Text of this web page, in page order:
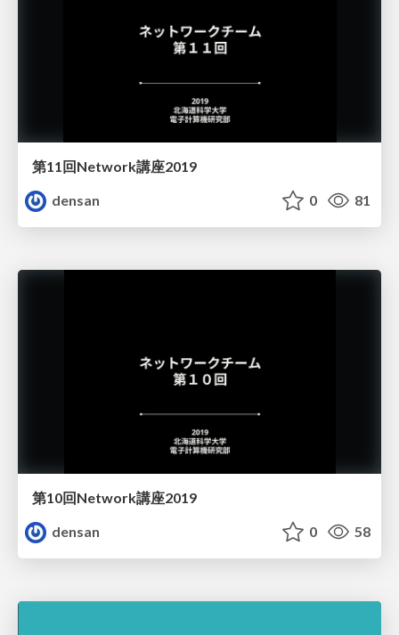
第11回Network講座2019
densan
0 81
第10回Network講座2019
densan
0 58